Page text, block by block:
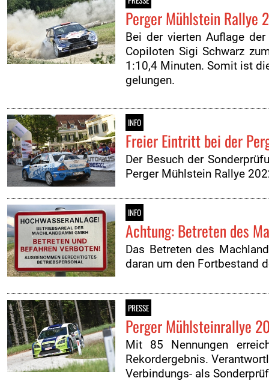
Perger Mühlstein Rallye
Bei der vierten Auflage
Copiloten Sigi Schwarz
1:10,4 Minuten. Somit ist
gelungen.
INFO
Freier Eintritt bei der
Der Besuch der
Perger Mühlstein Rallye
INFO
Achtung: Betreten des
Das Betreten des
daran um den Fortbestand
PRESSE
Perger Mühlsteinrallye
Mit 85 Nennungen
Rekordergebnis.
Verbindungs- als